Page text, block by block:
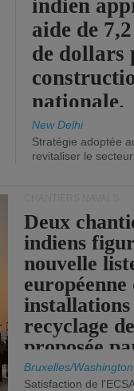
indien
aide de
de dollars
nationale.
New Delhi
Stratégie adoptée
revitaliser le secteur
Deux
indiens
nouvelle
européenne
installations
recyclage
proposée
Bruxelles/Washington
Satisfaction de